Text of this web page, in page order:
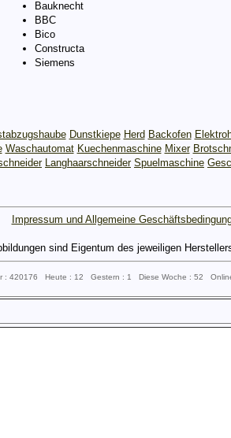
Bauknecht
BBC
Bico
Constructa
Siemens
Dunstkiepe Herd Backofen
Waschautomat Kuechenmaschine Mixer
Langhaarschneider Spuelmaschine
Impressum und Allgemeine
sind Eigentum des jeweiligen
420176 Heute : 12 Gestern : 1 Diese Woche : 52